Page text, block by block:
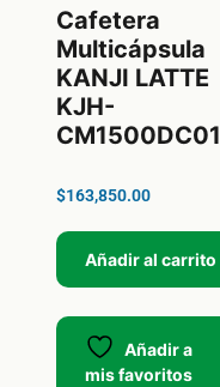
Cafetera
Multicápsula
KANJI LATTE
KJH-
CM1500DC01
$163,850.00
Añadir al carrito
Añadir a
mis favoritos